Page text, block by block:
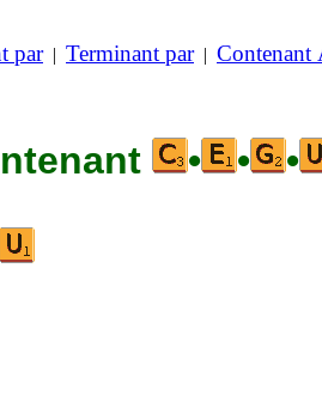
par| Terminant par| Contenant
• • •